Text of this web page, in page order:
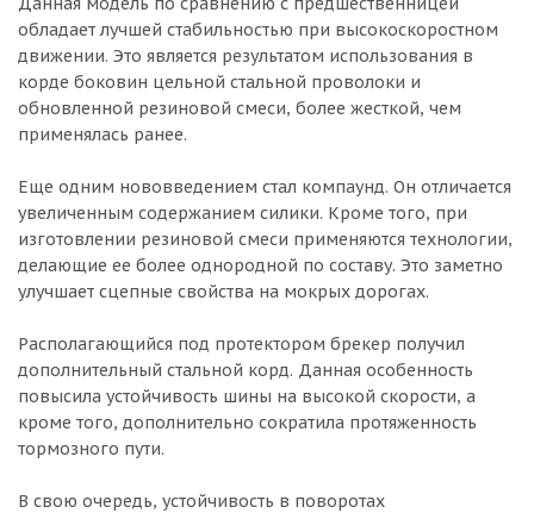
обладает лучшей стабильностью при высокоскоростном
движении. Это является результатом использования в
корде боковин цельной стальной проволоки и
обновленной резиновой смеси, более жесткой, чем
применялась ранее.
Еще одним нововведением стал компаунд. Он отличается
увеличенным содержанием силики. Кроме того, при
изготовлении резиновой смеси применяются технологии,
делающие ее более однородной по составу. Это заметно
улучшает сцепные свойства на мокрых дорогах.
Располагающийся под протектором брекер получил
дополнительный стальной корд. Данная особенность
повысила устойчивость шины на высокой скорости, а
кроме того, дополнительно сократила протяженность
тормозного пути.
В свою очередь, устойчивость в поворотах